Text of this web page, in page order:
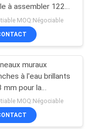
23
à assembler 1220
2440 mm
MOQ:Négociable
muraux
à l'eau brillants
mm pour la
intérieure des
résistants à la
MOQ:Négociable